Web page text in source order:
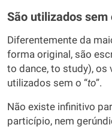
São utilizados sem
Diferentemente da
forma original, são
to dance, to study),
utilizados sem o “to”.
Não existe infinitivo
particípio, nem